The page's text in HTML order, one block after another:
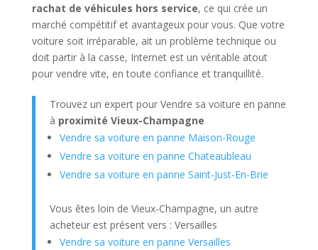
rachat de véhicules hors service, ce qui crée un
marché compétitif et avantageux pour vous. Que votre
voiture soit irréparable, ait un problème technique ou
doit partir à la casse, Internet est un véritable atout
pour vendre vite, en toute confiance et tranquillité.
Trouvez un expert pour Vendre sa voiture en panne
à proximité Vieux-Champagne
Vendre sa voiture en panne Maison-Rouge
Vendre sa voiture en panne Chateaubleau
Vendre sa voiture en panne Saint-Just-En-Brie
Vous êtes loin de Vieux-Champagne, un autre
acheteur est présent vers : Versailles
Vendre sa voiture en panne Versailles